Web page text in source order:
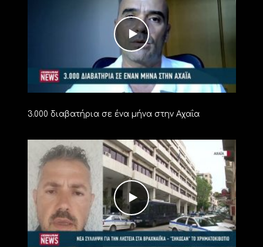
3.000 διαβατήρια σε ένα μήνα στην Αχαΐα